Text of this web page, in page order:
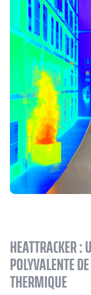
HEATTRACKER :
POLYVALENTE
THERMIQUE